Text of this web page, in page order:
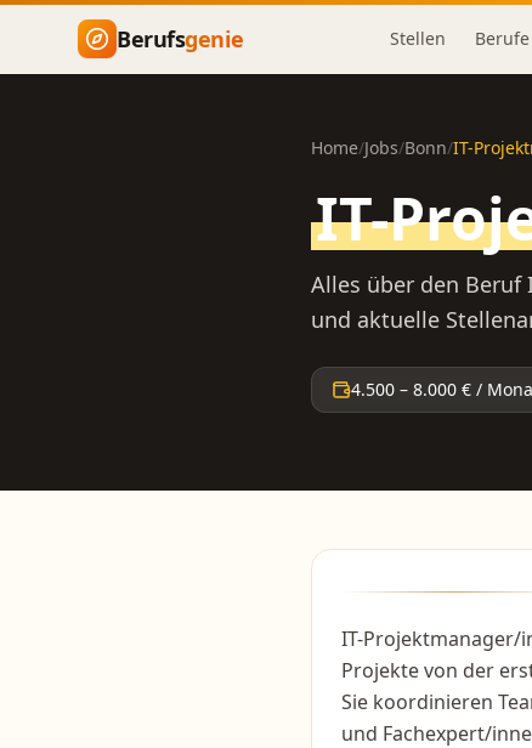
Zum Hauptinhalt springen
Berufsgenie Stellen Berufe
Home/Jobs/Bonn/IT-
IT-
Alles über den Beruf
und aktuelle
4.500 – 8.000 € /
IT-Projektmanager/
Projekte von der
Sie koordinieren
und Fachexpert/